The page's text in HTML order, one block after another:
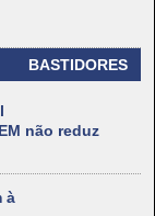
BASTIDORES
não reduz
à